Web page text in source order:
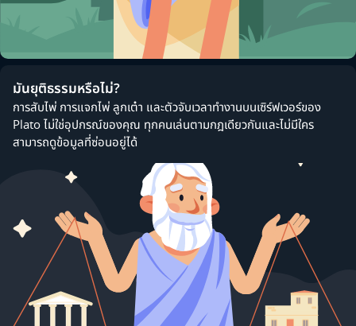
มันยุติธรรมหรือไม่?
การสับไพ่ การแจกไพ่ ลูกเต๋า และตัวจับเวลาทำงานบนเซิร์ฟเวอร์ของ
Plato ไม่ใช่อุปกรณ์ของคุณ ทุกคนเล่นตามกฎเดียวกันและไม่มีใคร
สามารถดูข้อมูลที่ซ่อนอยู่ได้